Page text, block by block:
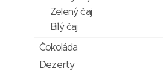
Zelený čaj
Bílý čaj
Čokoláda
Dezerty